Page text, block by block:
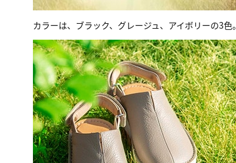
カラーは、ブラック、グレージュ、アイボリーの3色。